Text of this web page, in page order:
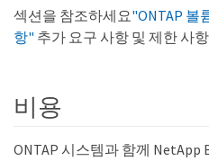
섹션을 참조하세요"ONTAP 볼
항" 추가 요구 사항 및 제한 사
비용
ONTAP 시스템과 함께 NetApp